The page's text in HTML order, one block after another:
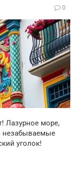
0
Лазурное море,
незабываемые
уголок!